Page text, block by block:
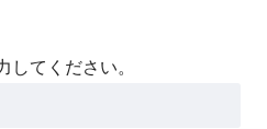
してください。